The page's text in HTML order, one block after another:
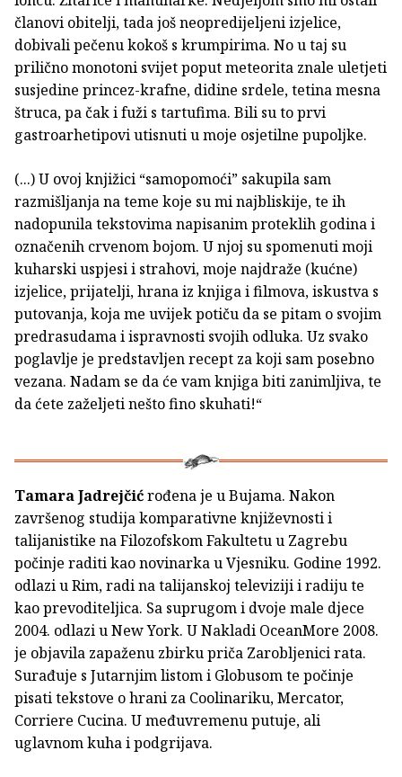
članovi obitelji, tada još neopredijeljeni izjelice,
dobivali pečenu kokoš s krumpirima. No u taj su
prilično monotoni svijet poput meteorita znale uletjeti
susjedine princez-krafne, didine srdele, tetina mesna
štruca, pa čak i fuži s tartufima. Bili su to prvi
gastroarhetipovi utisnuti u moje osjetilne pupoljke.
(...) U ovoj knjižici “samopomoći” sakupila sam
razmišljanja na teme koje su mi najbliskije, te ih
nadopunila tekstovima napisanim proteklih godina i
označenih crvenom bojom. U njoj su spomenuti moji
kuharski uspjesi i strahovi, moje najdraže (kućne)
izjelice, prijatelji, hrana iz knjiga i filmova, iskustva s
putovanja, koja me uvijek potiču da se pitam o svojim
predrasudama i ispravnosti svojih odluka. Uz svako
poglavlje je predstavljen recept za koji sam posebno
vezana. Nadam se da će vam knjiga biti zanimljiva, te
da ćete zaželjeti nešto fino skuhati!“
Tamara Jadrejčićrođena je u Bujama. Nakon
završenog studija komparativne književnosti i
talijanistike na Filozofskom Fakultetu u Zagrebu
počinje raditi kao novinarka u Vjesniku. Godine 1992.
odlazi u Rim, radi na talijanskoj televiziji i radiju te
kao prevoditeljica. Sa suprugom i dvoje male djece
2004. odlazi u New York. U Nakladi OceanMore 2008.
je objavila zapaženu zbirku priča Zarobljenici rata.
Surađuje s Jutarnjim listom i Globusom te počinje
pisati tekstove o hrani za Coolinariku, Mercator,
Corriere Cucina. U međuvremenu putuje, ali
uglavnom kuha i podgrijava.